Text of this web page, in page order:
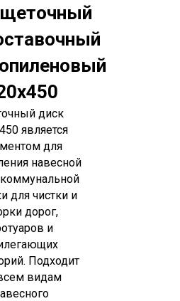
диск
является
для
навесной
для чистки и
дорог,
и
Подходит
видам